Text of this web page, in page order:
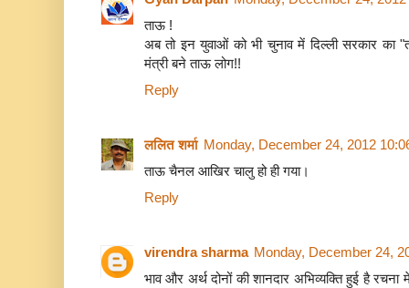
ताऊ !
अब तो इन युवाओं को भी चुनाव में दिल्ली सरकार का
मंत्री बने ताऊ लोग!!
Reply
ललित शर्मा Monday, December 24, 2012
ताऊ चैनल आखिर चालु हो ही गया।
Reply
virendra sharma Monday, December 24,
भाव और अर्थ दोनों की शानदार अभिव्यक्ति हुई है